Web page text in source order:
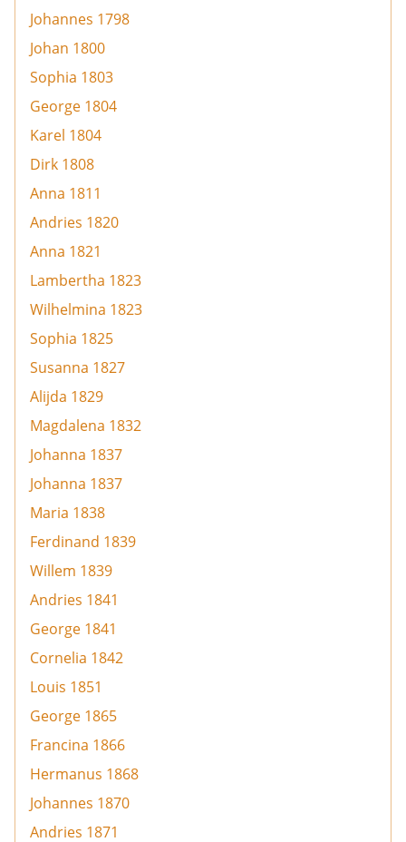
Johannes 1798
Johan 1800
Sophia 1803
George 1804
Karel 1804
Dirk 1808
Anna 1811
Andries 1820
Anna 1821
Lambertha 1823
Wilhelmina 1823
Sophia 1825
Susanna 1827
Alijda 1829
Magdalena 1832
Johanna 1837
Johanna 1837
Maria 1838
Ferdinand 1839
Willem 1839
Andries 1841
George 1841
Cornelia 1842
Louis 1851
George 1865
Francina 1866
Hermanus 1868
Johannes 1870
Andries 1871